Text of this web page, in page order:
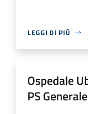
LEGGI DI PIÙ
Ospedale
PS Generale